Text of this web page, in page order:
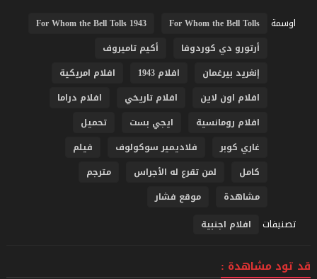
اوسمة
For Whom the Bell Tolls
For Whom the Bell Tolls 1943
أرتورو دي كوردوفا
أكيم تاميروف
إنغريد بيرغمان
افلام 1943
افلام امريكية
افلام اون لاين
افلام تاريخي
افلام دراما
افلام رومانسية
ايجي بست
تحميل
غاري كوبر
فلاديمير سوكولوف
فيلم
كامل
لمن تقرع له الأجراس
مترجم
مشاهدة
موقع فشار
تصنيفات افلام اجنبية
قد تود مشاهدة :